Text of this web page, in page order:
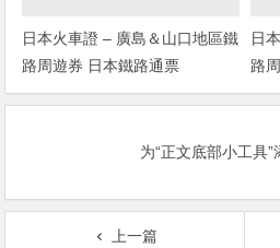
日本火車證 – 廣島＆山口地區鐵
路周遊券 日本鐵路通票
日
路
为“正文底部小工具
上一篇